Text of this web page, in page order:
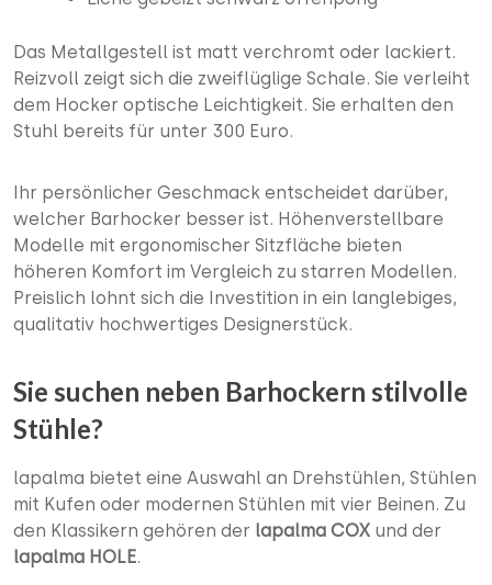
Das Metallgestell ist matt verchromt oder lackiert.
Reizvoll zeigt sich die zweiflüglige Schale. Sie verleiht
dem Hocker optische Leichtigkeit. Sie erhalten den
Stuhl bereits für unter 300 Euro.
Ihr persönlicher Geschmack entscheidet darüber,
welcher Barhocker besser ist. Höhenverstellbare
Modelle mit ergonomischer Sitzfläche bieten
höheren Komfort im Vergleich zu starren Modellen.
Preislich lohnt sich die Investition in ein langlebiges,
qualitativ hochwertiges Designerstück.
Sie suchen neben Barhockern stilvolle
Stühle?
lapalma bietet eine Auswahl an Drehstühlen, Stühlen
mit Kufen oder modernen Stühlen mit vier Beinen. Zu
den Klassikern gehören der lapalma COX und der
lapalma HOLE.